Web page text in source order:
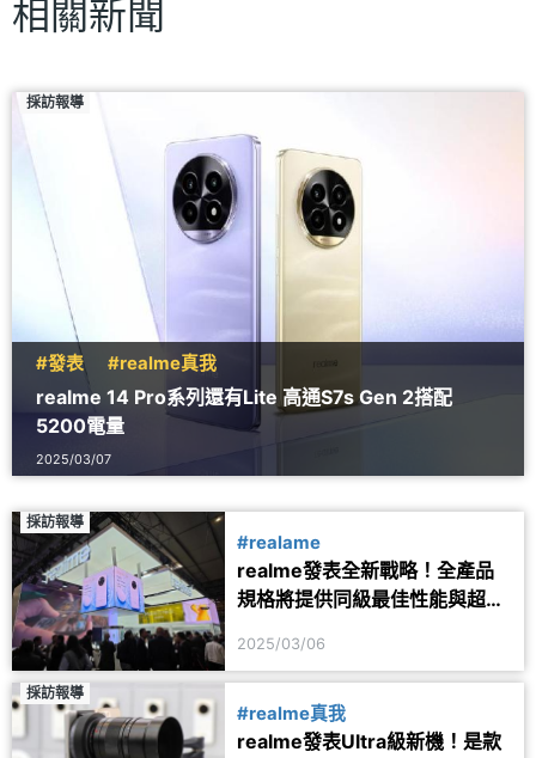
相關新聞
採訪報導
#發表 #realme真我
realme 14 Pro系列還有Lite 高通S7s Gen 2搭配
5200電量
2025/03/07
採訪報導
#realame
realme發表全新戰略！全產品
規格將提供同級最佳性能與超大
2025/03/06
採訪報導
#realme真我
realme發表Ultra級新機！是款